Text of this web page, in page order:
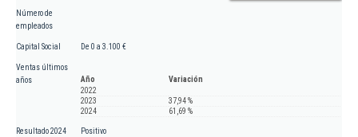
Número de
empleados
Capital Social De 0 a 3.100 €
Ventas últimos
años
Año
Variación
2022
2023
37,94 %
2024
61,69 %
Resultado 2024 Positivo